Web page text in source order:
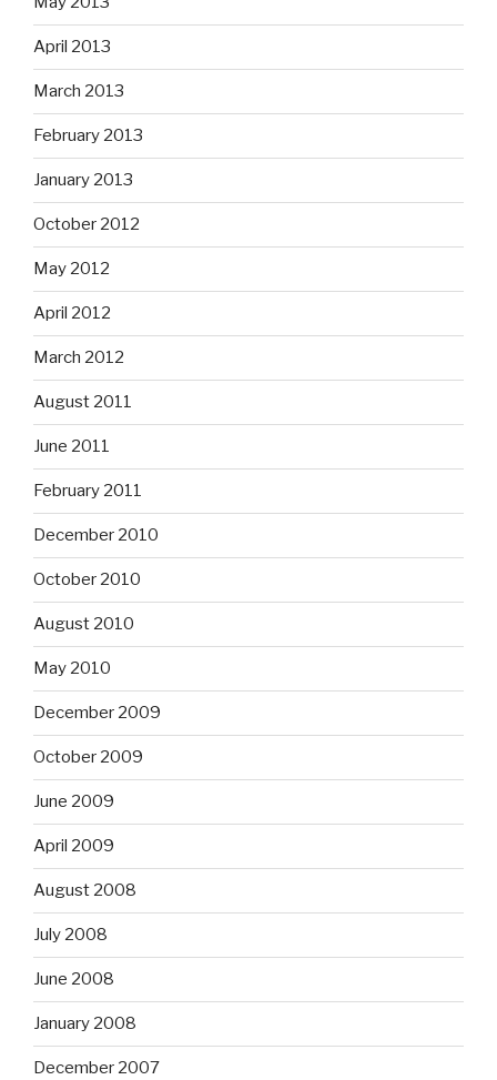
April 2013
March 2013
February 2013
January 2013
October 2012
May 2012
April 2012
March 2012
August 2011
June 2011
February 2011
December 2010
October 2010
August 2010
May 2010
December 2009
October 2009
June 2009
April 2009
August 2008
July 2008
June 2008
January 2008
December 2007